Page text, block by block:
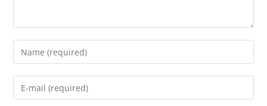
Enter
your
name
Enter
your